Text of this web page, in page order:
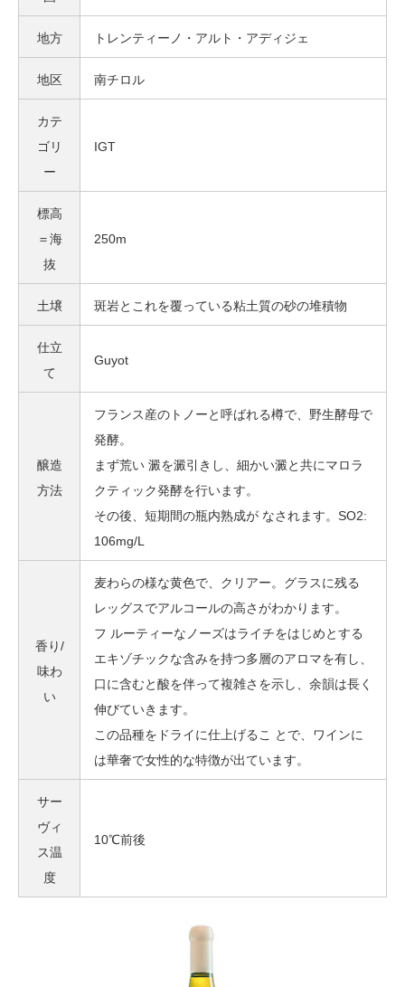
地方 トレンティーノ・アルト・アディジェ
地区 南チロル
カテ
ゴリ
ー
IGT
標高
＝海
抜
250m
土壌 斑岩とこれを覆っている粘土質の砂の堆積物
仕立
て
Guyot
醸造
方法
フランス産のトノーと呼ばれる樽で、野生酵母で
発酵。
まず荒い 澱を澱引きし、細かい澱と共にマロラ
クティック発酵を行います。
その後、短期間の瓶内熟成が なされます。SO2:
106mg/L
香り/
味わ
い
麦わらの様な黄色で、クリアー。グラスに残る
レッグスでアルコールの高さがわかります。
フ ルーティーなノーズはライチをはじめとする
エキゾチックな含みを持つ多層のアロマを有し、
口に含むと酸を伴って複雑さを示し、余韻は長く
伸びていきます。
この品種をドライに仕上げるこ とで、ワインに
は華奢で女性的な特徴が出ています。
サー
ヴィ
ス温
度
10℃前後